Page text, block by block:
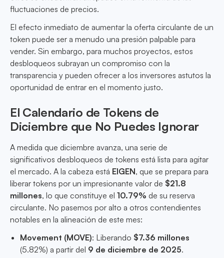
fluctuaciones de precios.
El efecto inmediato de aumentar la oferta circulante de un
token puede ser a menudo una presión palpable para
vender. Sin embargo, para muchos proyectos, estos
desbloqueos subrayan un compromiso con la
transparencia y pueden ofrecer a los inversores astutos la
oportunidad de entrar en el momento justo.
El Calendario de Tokens de
Diciembre que No Puedes Ignorar
A medida que diciembre avanza, una serie de
significativos desbloqueos de tokens está lista para agitar
el mercado. A la cabeza está EIGEN, que se prepara para
liberar tokens por un impresionante valor de $21.8
millones, lo que constituye el 10.79% de su reserva
circulante. No pasemos por alto a otros contendientes
notables en la alineación de este mes:
Movement (MOVE): Liberando $7.36 millones
(5.82%) a partir del 9 de diciembre de 2025.